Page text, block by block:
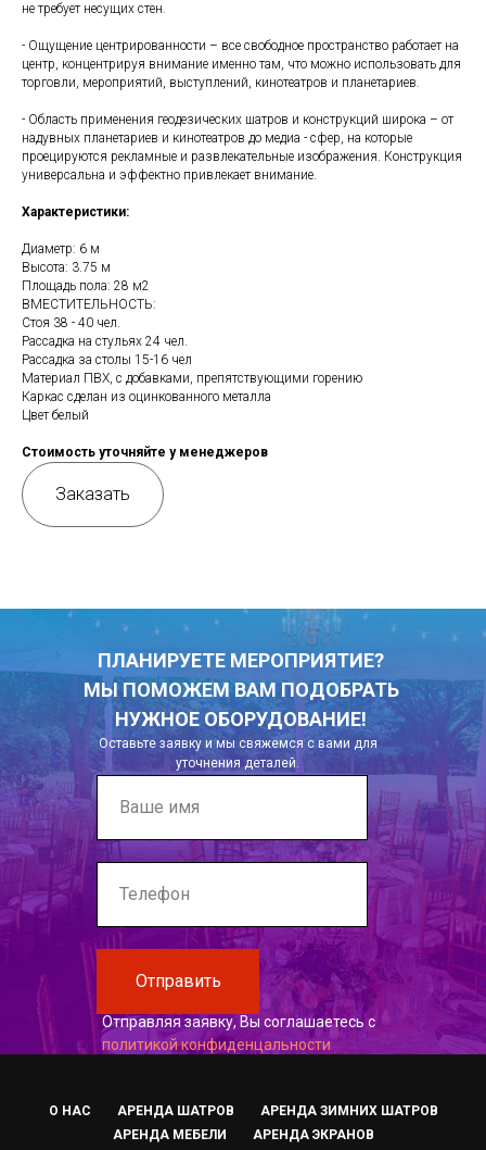
не требует несущих стен.
- Ощущение центрированности – все свободное пространство работает на
центр, концентрируя внимание именно там, что можно использовать для
торговли, мероприятий, выступлений, кинотеатров и планетариев.
- Область применения геодезических шатров и конструкций широка – от
надувных планетариев и кинотеатров до медиа - сфер, на которые
проецируются рекламные и развлекательные изображения. Конструкция
универсальна и эффектно привлекает внимание.
Характеристики:
Диаметр: 6 м
Высота: 3.75 м
Площадь пола: 28 м2
ВМЕСТИТЕЛЬНОСТЬ:
Стоя 38 - 40 чел.
Рассадка на стульях 24 чел.
Рассадка за столы 15-16 чел
Материал ПВХ, с добавками, препятствующими горению
Каркас сделан из оцинкованного металла
Цвет белый
Стоимость уточняйте у менеджеров
Заказать
ПЛАНИРУЕТЕ МЕРОПРИЯТИЕ?
МЫ ПОМОЖЕМ ВАМ ПОДОБРАТЬ
НУЖНОЕ ОБОРУДОВАНИЕ!
Оставьте заявку и мы свяжемся с вами для
уточнения деталей.
Отправить
Отправляя заявку, Вы соглашаетесь с
политикой конфиденцальности
О НАС АРЕНДА ШАТРОВ
АРЕНДА ЗИМНИХ ШАТРОВ
АРЕНДА МЕБЕЛИ
АРЕНДА ЭКРАНОВ